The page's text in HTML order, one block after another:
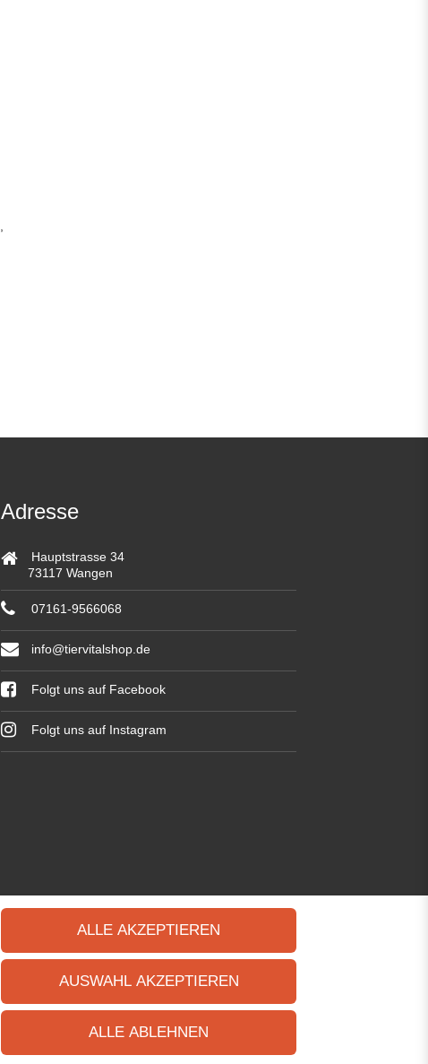
Adresse
Hauptstrasse 34
73117 Wangen
07161-9566068
info@tiervitalshop.de
Folgt uns auf Facebook
Folgt uns auf Instagram
ALLE AKZEPTIEREN
AUSWAHL AKZEPTIEREN
ALLE ABLEHNEN